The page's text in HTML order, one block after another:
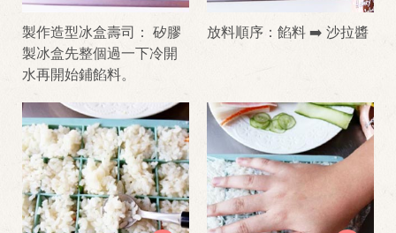
製作造型冰盒壽司： 矽膠
製冰盒先整個過一下冷開
水再開始鋪餡料。
放料順序：餡料 ➡️ 沙拉醬